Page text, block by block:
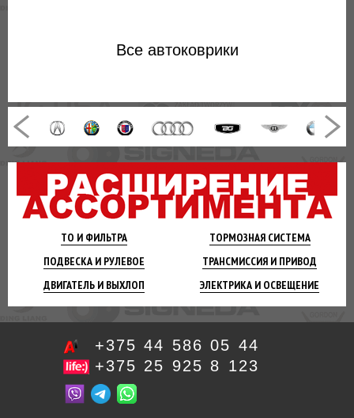
ТО И ФИЛЬТРА ТОРМОЗНАЯСИСТЕМА
ПОДВЕСКА И РУЛЕВОЕ ТРАНСМИССИЯ И ПРИВОД
ДВИГАТЕЛЬ И ВЫХЛОП ЭЛЕКТРИКА И ОСВЕЩЕНИЕ
Все автоковрики
+375 44 586 05 44
+375 25 925 8 123